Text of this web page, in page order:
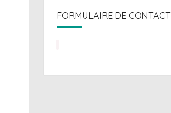
FORMULAIRE DE CONTACT